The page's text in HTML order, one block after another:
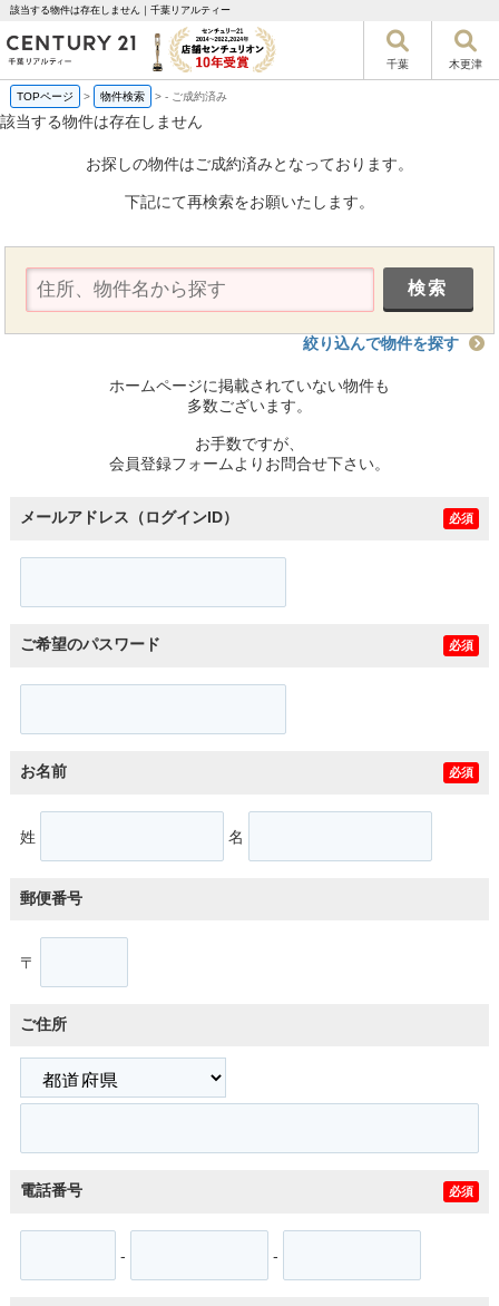
該当する物件は存在しません｜千葉リアルティー
千葉 木更津
TOPページ > 物件検索 >- ご成約済み
該当する物件は存在しません
お探しの物件はご成約済みとなっております。
下記にて再検索をお願いたします。
絞り込んで物件を探す
ホームページに掲載されていない物件も
多数ございます。
お手数ですが、
会員登録フォームよりお問合せ下さい。
メールアドレス（ログインID） 必須
ご希望のパスワード 必須
お名前 必須
姓 名
郵便番号
〒
ご住所
電話番号 必須
- -